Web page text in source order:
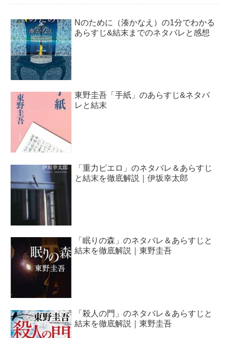
Nのために（湊かなえ）の1分でわかる
あらすじ&結末までのネタバレと感想
東野圭吾「手紙」のあらすじ&ネタバ
レと結末
「重力ピエロ」のネタバレ＆あらすじ
と結末を徹底解説｜伊坂幸太郎
「眠りの森」のネタバレ＆あらすじと
結末を徹底解説｜東野圭吾
「殺人の門」のネタバレ＆あらすじと
結末を徹底解説｜東野圭吾